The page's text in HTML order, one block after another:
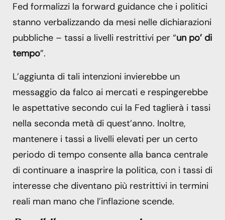
Fed formalizzi la forward guidance che i politici
stanno verbalizzando da mesi nelle dichiarazioni
pubbliche – tassi a livelli restrittivi per “un po’ di
tempo”.
L’aggiunta di tali intenzioni invierebbe un
messaggio da falco ai mercati e respingerebbe
le aspettative secondo cui la Fed taglierà i tassi
nella seconda metà di quest’anno. Inoltre,
mantenere i tassi a livelli elevati per un certo
periodo di tempo consente alla banca centrale
di continuare a inasprire la politica, con i tassi di
interesse che diventano più restrittivi in ​​termini
reali man mano che l’inflazione scende.